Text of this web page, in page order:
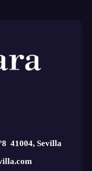
41004, Sevilla